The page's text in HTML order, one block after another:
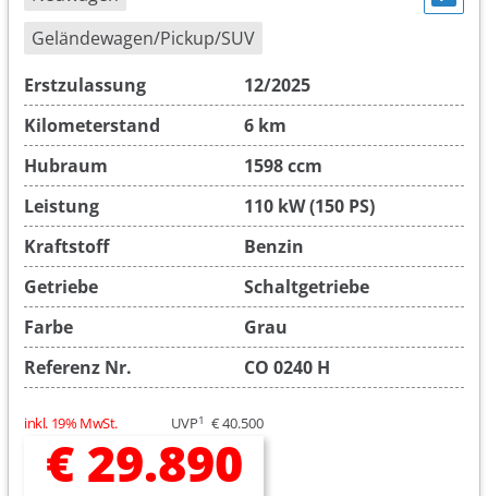
Geländewagen/Pickup/SUV
Erstzulassung
12/2025
Kilometerstand
6 km
Hubraum
1598 ccm
Leistung
110 kW (150 PS)
Kraftstoff
Benzin
Getriebe
Schaltgetriebe
Farbe
Grau
Referenz Nr.
CO 0240 H
inkl. 19% MwSt. UVP1 € 40.500
€ 29.890